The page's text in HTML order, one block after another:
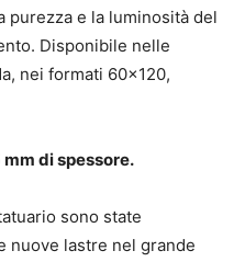
purezza e la luminosità del
Disponibile nelle
nei formati 60×120,
di spessore.
sono state
nuove lastre nel grande